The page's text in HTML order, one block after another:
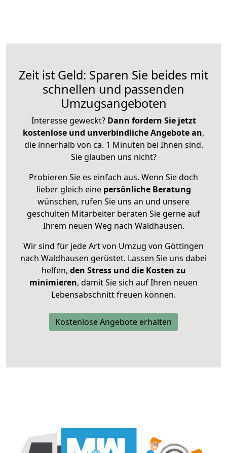
Zeit ist Geld: Sparen Sie beides mit
schnellen und passenden
Umzugsangeboten
Interesse geweckt? Dann fordern Sie jetzt
kostenlose und unverbindliche Angebote an,
die innerhalb von ca. 1 Minuten bei Ihnen sind.
Sie glauben uns nicht?
Probieren Sie es einfach aus. Wenn Sie doch
lieber gleich eine persönliche Beratung
wünschen, rufen Sie uns an und unsere
geschulten Mitarbeiter beraten Sie gerne auf
Ihrem neuen Weg nach Waldhausen.
Wir sind für jede Art von Umzug von Göttingen
nach Waldhausen gerüstet. Lassen Sie uns dabei
helfen, den Stress und die Kosten zu
minimieren, damit Sie sich auf Ihren neuen
Lebensabschnitt freuen können.
Kostenlose Angebote erhalten